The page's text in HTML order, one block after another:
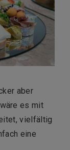
aber
es mit
vielfältig
eine